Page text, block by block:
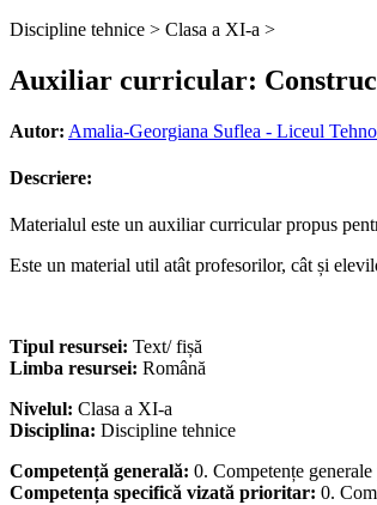
Discipline tehnice > Clasa a XI-a >
Auxiliar curricular:
Autor: Amalia-Georgiana Suflea - Liceul
Descriere:
Materialul este un auxiliar curricular propus
Este un material util atât profesorilor, cât și
Tipul resursei: Text/ fișă
Limba resursei: Română
Nivelul: Clasa a XI-a
Disciplina: Discipline tehnice
Competență generală: 0. Competențe
Competența specifică vizată prioritar: 0.